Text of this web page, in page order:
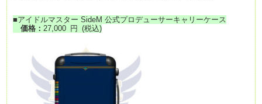
■アイドルマスター SideM 公式プロデューサーキャリーケース
価格： 27,000 円 (税込)